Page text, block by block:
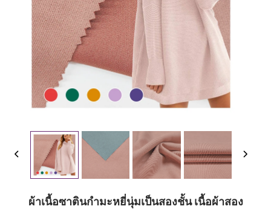
ผ้าเนื้อซาตินกำมะหยี่นุ่มเป็นสองชั้น เนื้อผ้าสอง